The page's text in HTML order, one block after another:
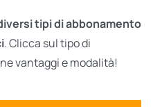
tipi di abbonamento
. Clicca sul tipo di
vantaggi e modalità!